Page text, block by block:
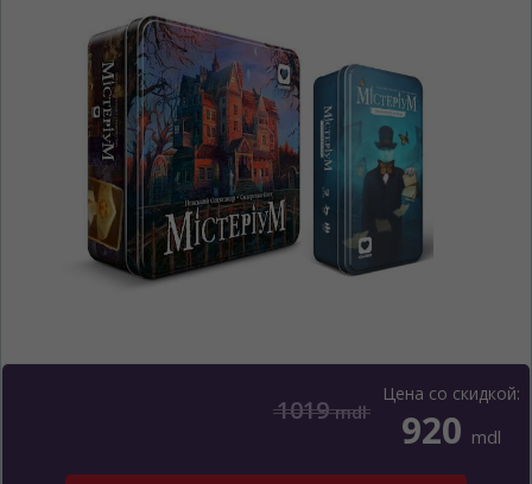
Цена со скидкой:
920 mdl
1019mdl